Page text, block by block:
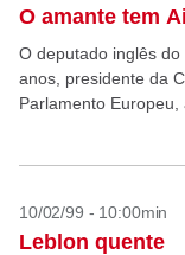
O amante tem
O deputado inglês
anos, presidente da
Parlamento Europeu,
10/02/99 - 10:00min
Leblon quente